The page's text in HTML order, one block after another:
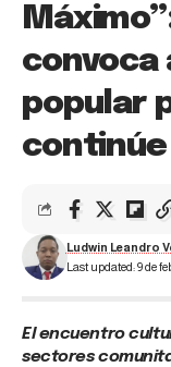
convoca
popular
continúe
Last updated: 9 de
Ludwin Leandro
El encuentro
sectores